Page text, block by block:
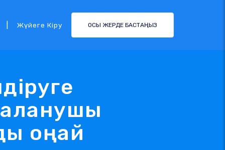
Жүйеге Кіру ОСЫ ЖЕРДЕ БАСТАҢЫЗ
оңай